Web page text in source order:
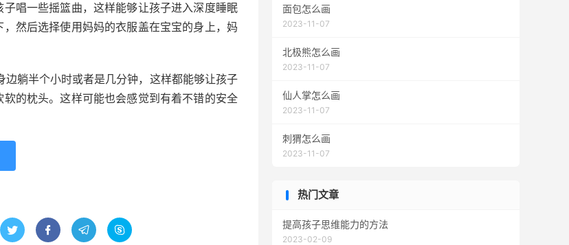
唱一些摇篮曲，这样能够让孩子进入深度睡眠
然后选择使用妈妈的衣服盖在宝宝的身上，妈
躺半个小时或者是几分钟，这样都能够让孩子
的枕头。这样可能也会感觉到有着不错的安全
   
面包怎么画
2023-11-07
北极熊怎么画
2023-11-07
仙人掌怎么画
2023-11-07
刺猬怎么画
2023-11-07
热门文章
提高孩子思维能力的方法
2023-02-09